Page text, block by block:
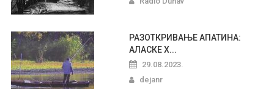
РАЗОТКРИВАЊЕ АПАТИНА:
АЛАСКЕ Х...
29.08.2023.
dejanr